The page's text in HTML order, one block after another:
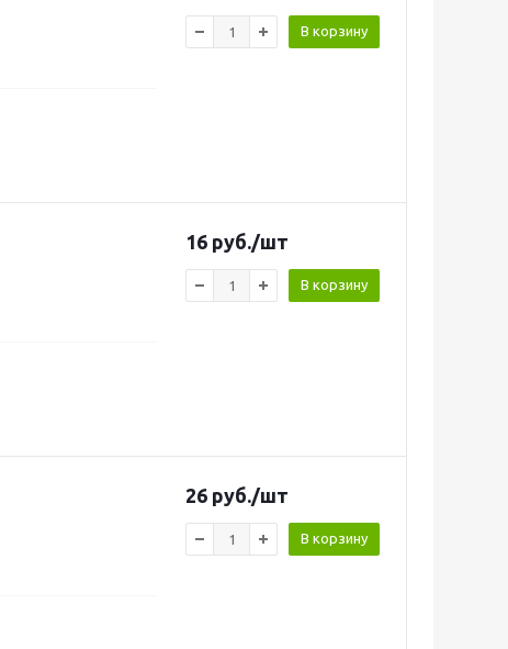
В корзину
16 руб./шт
В корзину
26 руб./шт
В корзину